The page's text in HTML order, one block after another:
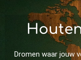
Dromen waar jouw